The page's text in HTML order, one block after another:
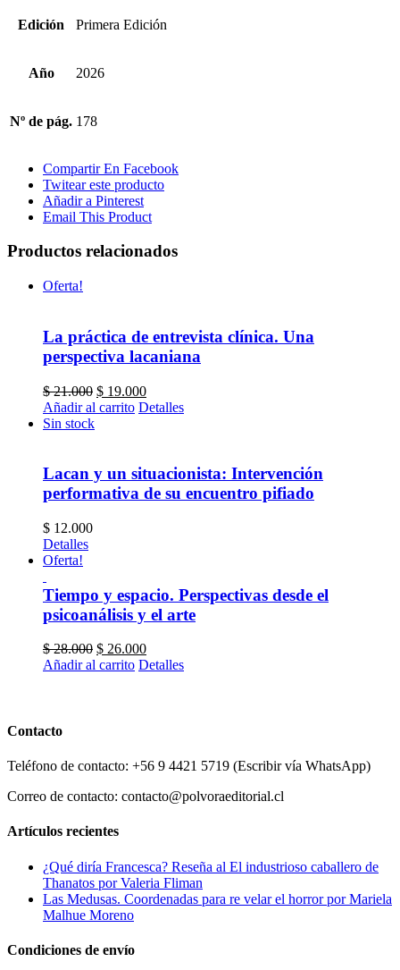
Edición Primera Edición
Año 2026
Nº de pág. 178
Compartir En Facebook
Twitear este producto
Añadir a Pinterest
Email This Product
Productos relacionados
Oferta!
La práctica de entrevista clínica. Una
perspectiva lacaniana
$21.000 El
precio
$ 19.000El
precio
Añadir al carrito Detalles
Sin stock
Lacan y un situacionista: Intervención
performativa de su encuentro pifiado
$ 12.000
Detalles
Oferta!
Tiempo y espacio. Perspectivas desde el
psicoanálisis y el arte
$28.000 El
precio
$ 26.000El
precio
Añadir al carrito Detalles
Contacto
Teléfono de contacto: +56 9 4421 5719 (Escribir vía WhatsApp)
Correo de contacto: contacto@polvoraeditorial.cl
Artículos recientes
¿Qué diría Francesca? Reseña al El industrioso caballero de
Thanatos por Valeria Fliman
Las Medusas. Coordenadas para re velar el horror por Mariela
Malhue Moreno
Condiciones de envío